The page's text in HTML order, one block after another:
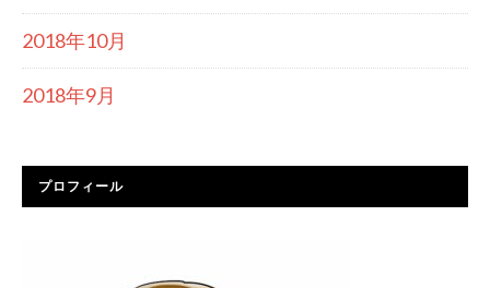
2018年10月
2018年9月
プロフィール